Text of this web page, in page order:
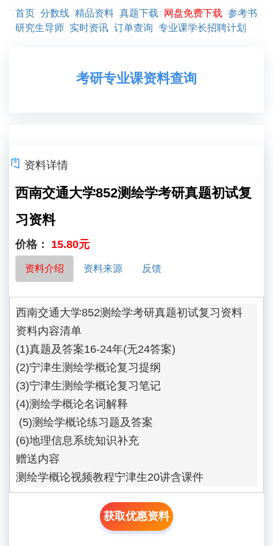
首页 分数线 精品资料 真题下载 网盘免费下载 参考书
研究生导师 实时资讯 订单查询 专业课学长招聘计划
考研专业课资料查询
资料详情
西南交通大学852测绘学考研真题初试复
习资料
价格： 15.80元
资料介绍 资料来源 反馈
西南交通大学852测绘学考研真题初试复习资料
资料内容清单
(1)真题及答案16-24年(无24答案)
(2)宁津生测绘学概论复习提纲
(3)宁津生测绘学概论复习笔记
(4)测绘学概论名词解释
(5)测绘学概论练习题及答案
(6)地理信息系统知识补充
赠送内容
测绘学概论视频教程宁津生20讲含课件
获取优惠资料